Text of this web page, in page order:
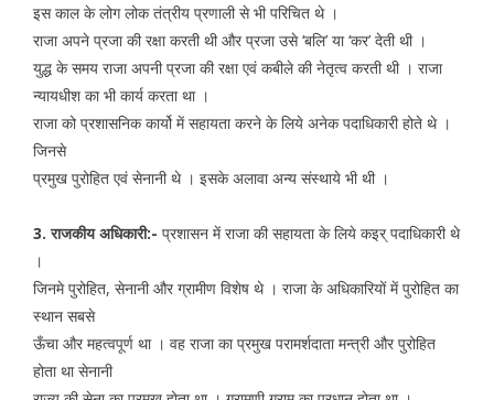
इस काल के लोग लोक तंत्रीय प्रणाली से भी परिचित थे ।
राजा अपने प्रजा की रक्षा करती थी और प्रजा उसे ‘बलि’ या ‘कर’ देती थी ।
युद्ध के समय राजा अपनी प्रजा की रक्षा एवं कबीले की नेतृत्व करती थी । राजा
न्यायधीश का भी कार्य करता था ।
राजा को प्रशासनिक कार्यो में सहायता करने के लिये अनेक पदाधिकारी होते थे ।
जिनसे
प्रमुख पुरोहित एवं सेनानी थे । इसके अलावा अन्य संस्थाये भी थी ।
3. राजकीय अधिकारी:- प्रशासन में राजा की सहायता के लिये कइर् पदाधिकारी थे
।
जिनमे पुरोहित, सेनानी और ग्रामीण विशेष थे । राजा के अधिकारियों में पुरोहित का
स्थान सबसे
ऊँचा और महत्वपूर्ण था । वह राजा का प्रमुख परामर्शदाता मन्त्री और पुरोहित
होता था सेनानी